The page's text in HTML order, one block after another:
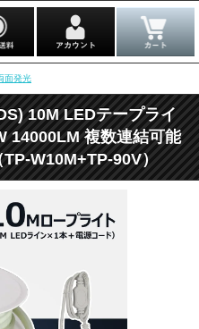
面発光
10M LEDテープライ
14000LM 複数連結可能
W10M+TP-90V）